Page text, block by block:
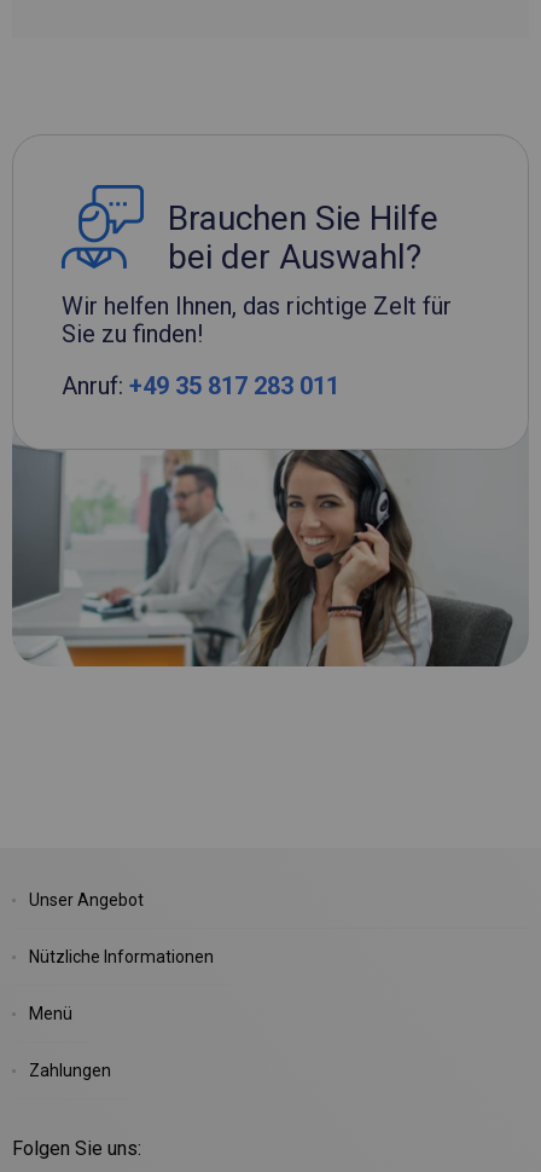
Brauchen Sie Hilfe
bei der Auswahl?
Wir helfen Ihnen, das richtige Zelt für
Sie zu finden!
Anruf: +49 35 817 283 011
Unser Angebot
Nützliche Informationen
Menü
Zahlungen
Folgen Sie uns: